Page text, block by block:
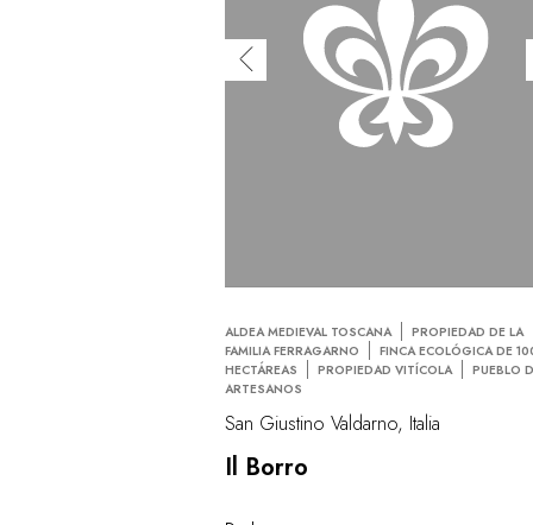
ALDEA MEDIEVAL TOSCANA
PROPIEDAD DE LA
FAMILIA FERRAGARNO
FINCA ECOLÓGICA DE
HECTÁREAS
PROPIEDAD VITÍCOLA
PUEBLO
ARTESANOS
San Giustino Valdarno, Italia
Il Borro